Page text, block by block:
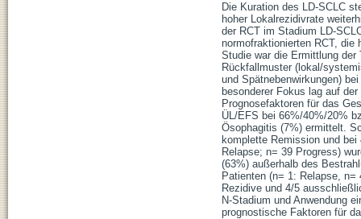
Die Kuration des LD-SCLC
hoher Lokalrezidivrate
der RCT im Stadium LD-
normofraktionierten RCT,
Studie war die Ermittlung
Rückfallmuster (lokal/
und Spätnebenwirkungen)
besonderer Fokus lag auf
Prognosefaktoren für das
ÜL/EFS bei 66%/40%/20%
Ösophagitis (7%) ermittelt.
komplette Remission und
Relapse; n= 39 Progress)
(63%) außerhalb des
Patienten (n= 1: Relapse,
Rezidive und 4/5
N-Stadium und Anwendung
prognostische Faktoren für